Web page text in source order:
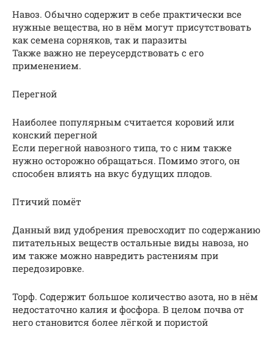
Навоз. Обычно содержит в себе практически все
нужные вещества, но в нём могут присутствовать
как семена сорняков, так и паразиты
Также важно не переусердствовать с его
применением.
Перегной
Наиболее популярным считается коровий или
конский перегной
Если перегной навозного типа, то с ним также
нужно осторожно обращаться. Помимо этого, он
способен влиять на вкус будущих плодов.
Птичий помёт
Данный вид удобрения превосходит по содержанию
питательных веществ остальные виды навоза, но
им также можно навредить растениям при
передозировке.
Торф. Содержит большое количество азота, но в нём
недостаточно калия и фосфора. В целом почва от
него становится более лёгкой и пористой